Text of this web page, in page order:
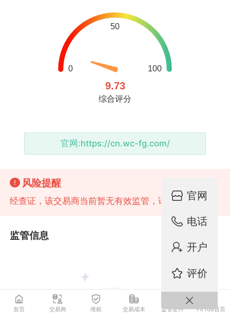
官网:https://cn.wc-fg.com/
风险提醒
经查证，该交易商当前暂无有效监管，请注意风险！
监管信息
官网
电话
开户
评价
首页 交易商 维权 交易成本 监管证件 FX168首页